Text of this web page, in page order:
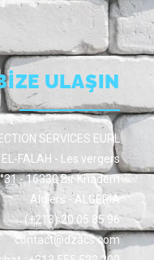
ULAŞIN
SERVICES EURL
FALAH - Les vergers
- 16330 Bir Khadem
Algiers - ALGERIA
(+213) 20 05 85 96
contact@dzacs.com